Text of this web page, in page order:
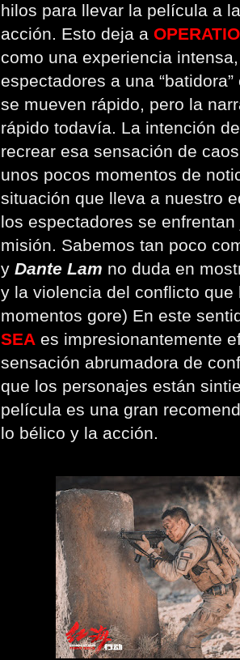
hilos para llevar la película a
acción. Esto deja a
como una experiencia
espectadores a una
se mueven rápido, pero la
rápido todavía. La intención
recrear esa sensación de
unos pocos momentos de
situación que lleva a nuestro
los espectadores se
misión. Sabemos tan poco
y Dante Lam no duda en
y la violencia del conflicto
momentos gore) En este
SEA es impresionantemente
sensación abrumadora de
que los personajes están
película es una gran
lo bélico y la acción.